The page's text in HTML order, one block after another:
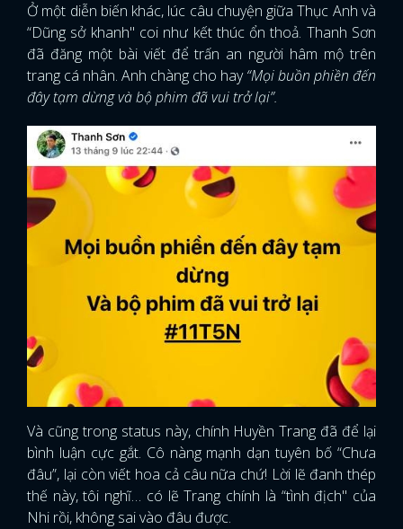
Ở một diễn biến khác, lúc câu chuyện giữa Thục Anh và
“Dũng sở khanh" coi như kết thúc ổn thoả. Thanh Sơn
đã đăng một bài viết để trấn an người hâm mộ trên
trang cá nhân. Anh chàng cho hay“Mọi buồn phiền đến
đây tạm dừng và bộ phim đã vui trở lại”.
Và cũng trong status này, chính Huyền Trang đã để lại
bình luận cực gắt. Cô nàng mạnh dạn tuyên bố “Chưa
đâu”, lại còn viết hoa cả câu nữa chứ! Lời lẽ đanh thép
thế này, tôi nghĩ… có lẽ Trang chính là “tình địch" của
Nhi rồi, không sai vào đâu được.